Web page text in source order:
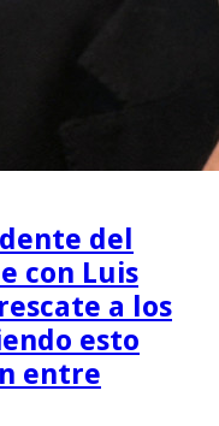
del
con Luis
a los
esto
entre